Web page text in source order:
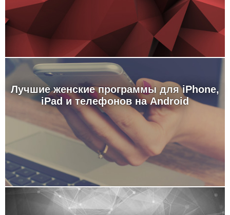
Лучшие женские программы для iPhone,
iPad и телефонов на Android